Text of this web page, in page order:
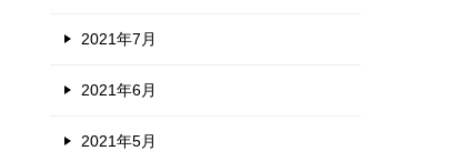
2021年7月
2021年6月
2021年5月